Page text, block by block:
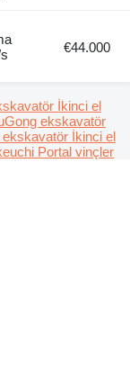
€44.000
İkinci el
ekskavatör
ekskavatör İkinci el
Portal vinçler